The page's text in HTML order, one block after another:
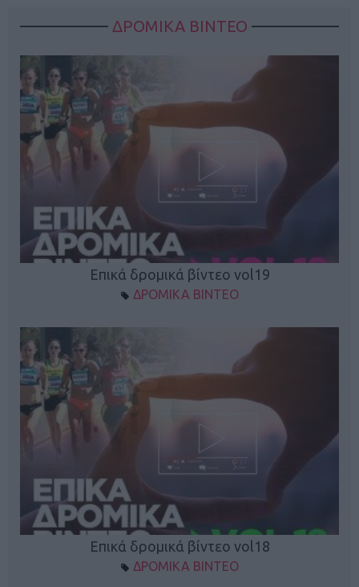
ΔΡΟΜΙΚΑ ΒΙΝΤΕΟ
Επικά δρομικά βίντεο vol19
ΔΡΟΜΙΚΑ ΒΙΝΤΕΟ
Επικά δρομικά βίντεο vol18
ΔΡΟΜΙΚΑ ΒΙΝΤΕΟ